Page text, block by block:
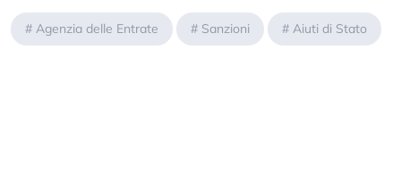
# Agenzia delle Entrate # Sanzioni # Aiuti di Stato